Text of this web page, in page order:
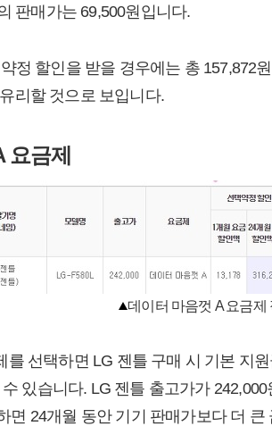
판매가는 69,500원입니다.
정 할인을 받을 경우에는 총 157,872
리할 것으로 보입니다.
요금제
데이터 마음껏 A 요금제
를 선택하면 LG 젠틀 구매 시 기본 지
있습니다. LG 젠틀 출고가가
면 24개월 동안 기기 판매가보다 더